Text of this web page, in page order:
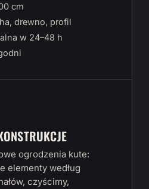
cm
drewno, profil
w 24–48 h
ogrodzenia kute:
elementy według
czyścimy,